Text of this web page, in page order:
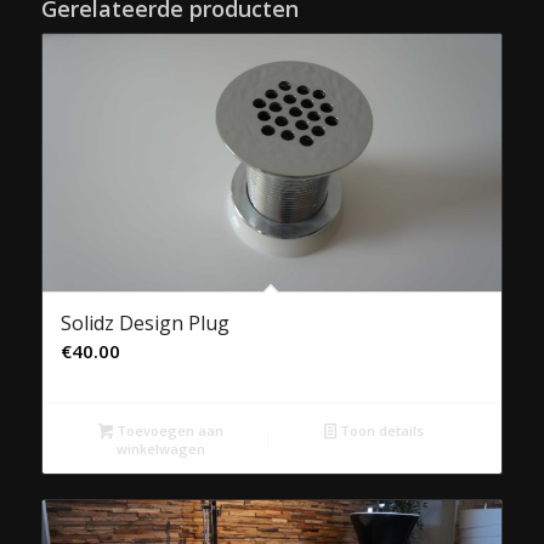
Gerelateerde producten
Solidz Design Plug
€40.00
Toevoegen aan
winkelwagen
Toon details